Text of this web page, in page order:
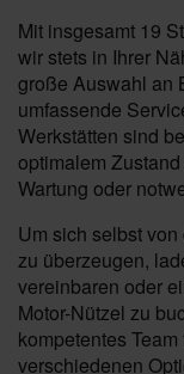
Mit insgesamt 19
wir stets in Ihrer
große Auswahl an
umfassende
Werkstätten sind
optimalem
Wartung oder
Um sich selbst
zu überzeugen,
vereinbaren oder
Motor-Nützel zu
kompetentes
verschiedenen